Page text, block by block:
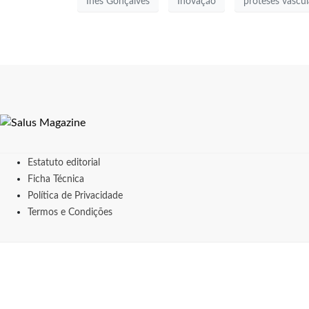
Estatuto editorial
Ficha Técnica
Política de Privacidade
Termos e Condições